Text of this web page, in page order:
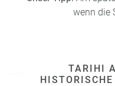
wenn die
TARIHI